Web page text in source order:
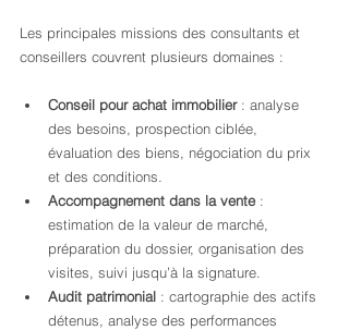
Les principales missions des consultants et
conseillers couvrent plusieurs domaines :
Conseil pour achat immobilier : analyse
des besoins, prospection ciblée,
évaluation des biens, négociation du prix
et des conditions.
Accompagnement dans la vente :
estimation de la valeur de marché,
préparation du dossier, organisation des
visites, suivi jusqu’à la signature.
Audit patrimonial : cartographie des actifs
détenus, analyse des performances